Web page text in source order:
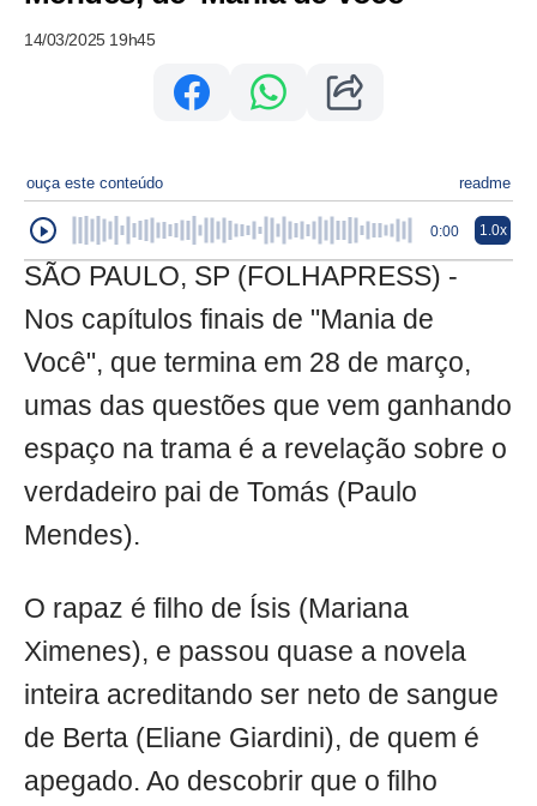
14/03/2025 19h45
ouça este conteúdo readme
0:00 1.0x
SÃO PAULO, SP (FOLHAPRESS) -
Nos capítulos finais de "Mania de
Você", que termina em 28 de março,
umas das questões que vem ganhando
espaço na trama é a revelação sobre o
verdadeiro pai de Tomás (Paulo
Mendes).
O rapaz é filho de Ísis (Mariana
Ximenes), e passou quase a novela
inteira acreditando ser neto de sangue
de Berta (Eliane Giardini), de quem é
apegado. Ao descobrir que o filho